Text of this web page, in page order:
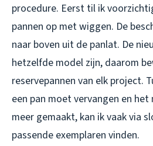
procedure. Eerst til ik
pannen op met wiggen. De
naar boven uit de panlat. De
hetzelfde model zijn, daarom
reservepannen van elk project.
een pan moet vervangen en
meer gemaakt, kan ik vaak via
passende exemplaren vinden.